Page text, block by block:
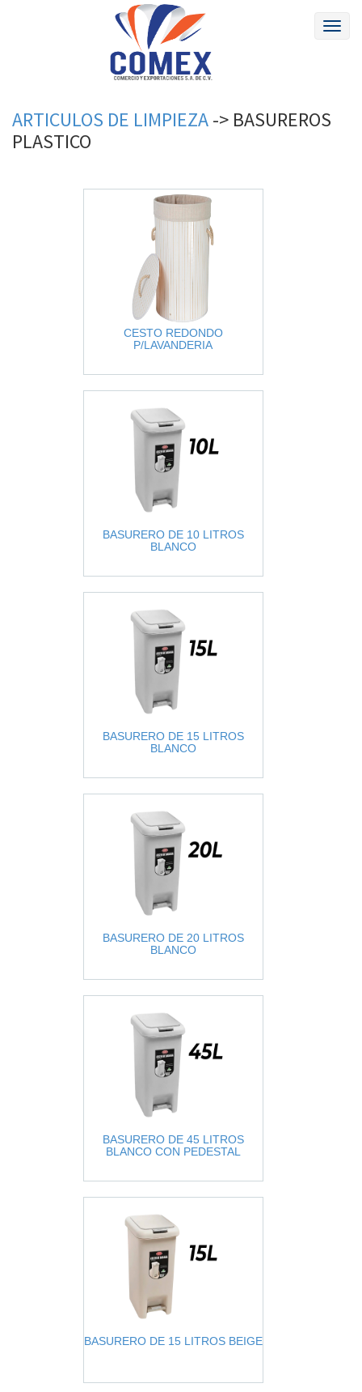
ARTICULOS DE LIMPIEZA-> BASUREROS
PLASTICO
CESTO REDONDO
P/LAVANDERIA
BASURERO DE 10 LITROS
BLANCO
BASURERO DE 15 LITROS
BLANCO
BASURERO DE 20 LITROS
BLANCO
BASURERO DE 45 LITROS
BLANCO CON PEDESTAL
BASURERO DE 15 LITROS BEIGE